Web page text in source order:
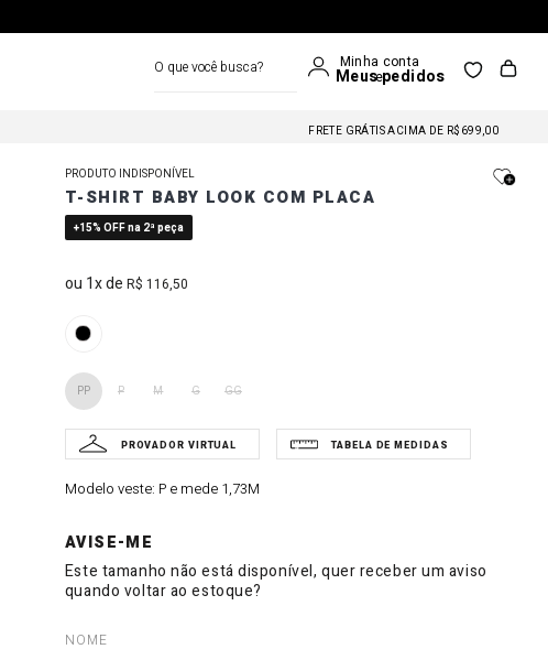
FRETE GRÁTIS ACIMA DE R$699,00
FRETE GRÁTIS NAS COMPRAS A PARTIR DE R$699
FRETE GRÁTIS ACIMA DE R$699,00
PRODUTO INDISPONÍVEL
T-SHIRT BABY LOOK COM PLACA
+15% OFF na 2ª peça
1 R$ 116,50
PP P M G GG
Modelo veste: P e mede 1,73M